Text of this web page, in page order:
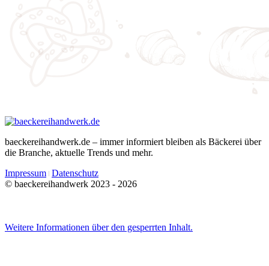
baeckereihandwerk.de – immer informiert bleiben als Bäckerei über
die Branche, aktuelle Trends und mehr.
Impressum Datenschutz
© baeckereihandwerk 2023 - 2026
Weitere Informationen über den gesperrten Inhalt.